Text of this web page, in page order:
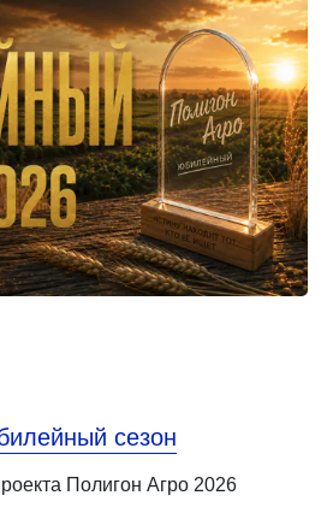
сезон
Полигон Агро 2026